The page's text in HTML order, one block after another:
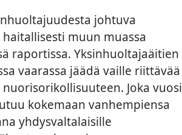
johtuva
muun muassa
raportissa. Yksinhuoltajaäitien
vaarassa jäädä vaille riittävää
Joka vuosi
kokemaan vanhempiensa
yhdysvaltalaisille